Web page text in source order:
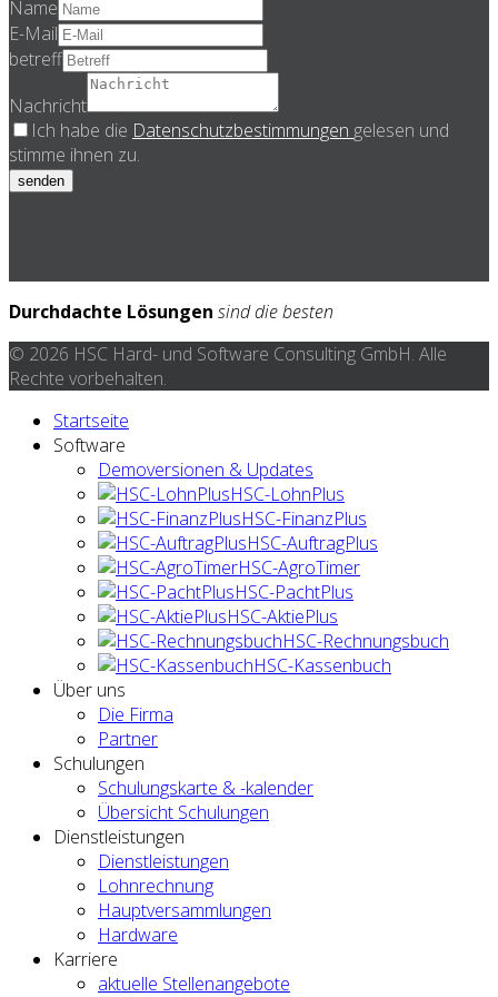
Name
E-Mail
betreff
Nachricht
Ich habe die Datenschutzbestimmungen gelesen und
stimme ihnen zu.
senden
Durchdachte Lösungen sind die besten
© 2026 HSC Hard- und Software Consulting GmbH. Alle
Rechte vorbehalten.
Startseite
Software
Demoversionen & Updates
HSC-LohnPlus
HSC-FinanzPlus
HSC-AuftragPlus
HSC-AgroTimer
HSC-PachtPlus
HSC-AktiePlus
HSC-Rechnungsbuch
HSC-Kassenbuch
Über uns
Die Firma
Partner
Schulungen
Schulungskarte & -kalender
Übersicht Schulungen
Dienstleistungen
Dienstleistungen
Lohnrechnung
Hauptversammlungen
Hardware
Karriere
aktuelle Stellenangebote